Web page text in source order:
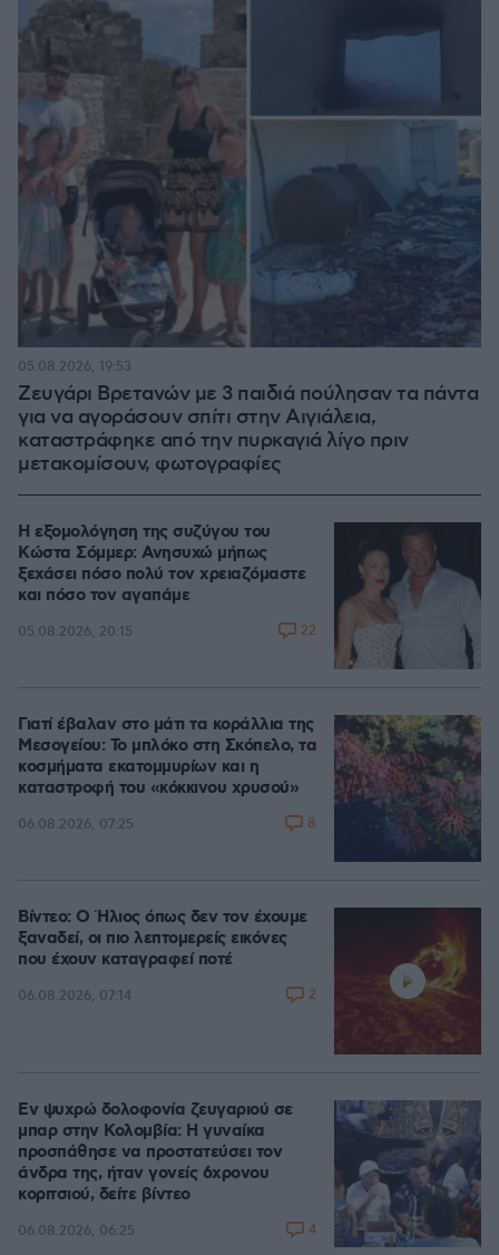
Ζευγάρι Βρετανών με 3 παιδιά πούλησαν τα πάντα
για να αγοράσουν σπίτι στην Αιγιάλεια,
καταστράφηκε από την πυρκαγιά λίγο πριν
μετακομίσουν, φωτογραφίες
05.08.2026, 19:53
Η εξομολόγηση της συζύγου του
Κώστα Σόμμερ: Ανησυχώ μήπως
ξεχάσει πόσο πολύ τον χρειαζόμαστε
και πόσο τον αγαπάμε
05.08.2026, 20:15 22
Γιατί έβαλαν στο μάτι τα κοράλλια της
Μεσογείου: Το μπλόκο στη Σκόπελο, τα
κοσμήματα εκατομμυρίων και η
καταστροφή του «κόκκινου χρυσού»
06.08.2026, 07:25 8
Βίντεο: Ο Ήλιος όπως δεν τον έχουμε
ξαναδεί, οι πιο λεπτομερείς εικόνες
που έχουν καταγραφεί ποτέ
06.08.2026, 07:14 2
Εν ψυχρώ δολοφονία ζευγαριού σε
μπαρ στην Κολομβία: Η γυναίκα
προσπάθησε να προστατεύσει τον
άνδρα της, ήταν γονείς 6χρονου
κοριτσιού, δείτε βίντεο
06.08.2026, 06:25 4